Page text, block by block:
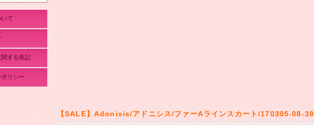
いて
する表記
リシー
【SALE】Adonisis/アドニシス/ファーAラインスカート/170305-08-38